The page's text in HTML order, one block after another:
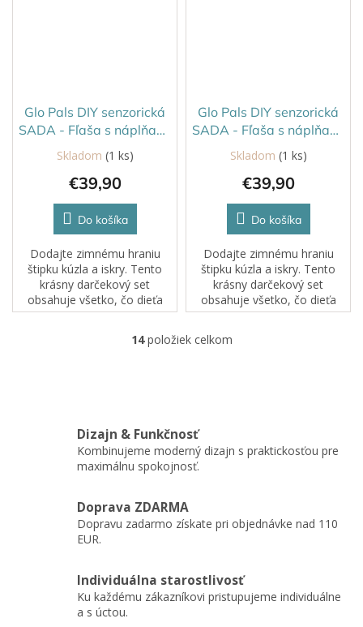
Glo Pals DIY senzorická
SADA - Fľaša s náplňami
a samolepkami Snehová
Guľa
Skladom (1 ks)
€39,90
Do košíka
Dodajte zimnému hraniu
štipku kúzla a iskry. Tento
krásny darčekový set
obsahuje všetko, čo dieťa
potrebuje na vytvorenie
fľaše. Stačí pridať vodu,
Glo Pals DIY senzorická
SADA - Fľaša s náplňami
a samolepkami ZOO
Skladom (1 ks)
€39,90
Do košíka
Dodajte zimnému hraniu
štipku kúzla a iskry. Tento
krásny darčekový set
obsahuje všetko, čo dieťa
potrebuje na vytvorenie
fľaše. Stačí pridať vodu,
O
c
i
e
r
v
k
ý
p
14položiek celkom
Dizajn & Funkčnosť
Kombinujeme moderný dizajn s praktickosťou pre
maximálnu spokojnosť.
Doprava ZDARMA
Dopravu zadarmo získate pri objednávke nad 110
EUR.
Individuálna starostlivosť
Ku každému zákazníkovi pristupujeme individuálne
a s úctou.